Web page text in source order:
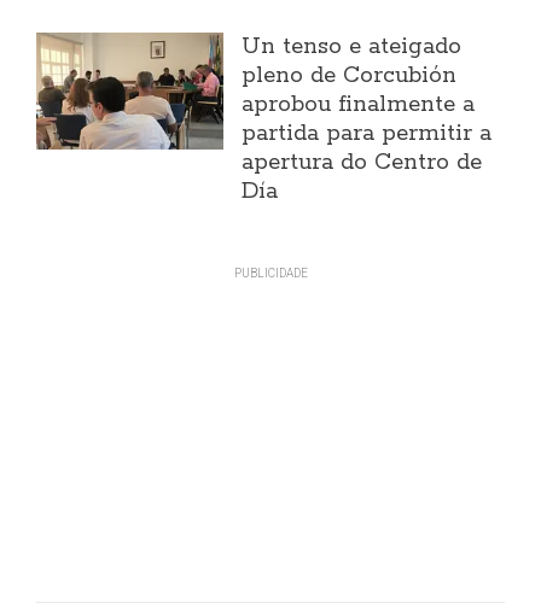
Un tenso e ateigado
pleno de Corcubión
aprobou finalmente a
partida para permitir a
apertura do Centro de
Día